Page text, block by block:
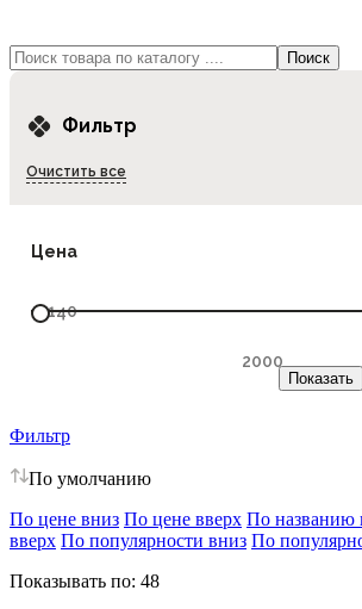
Фильтр
Очистить все
Цена
Фильтр
По умолчанию
По цене вниз По цене вверх По названию
вверх По популярности вниз По
Показывать по: 48